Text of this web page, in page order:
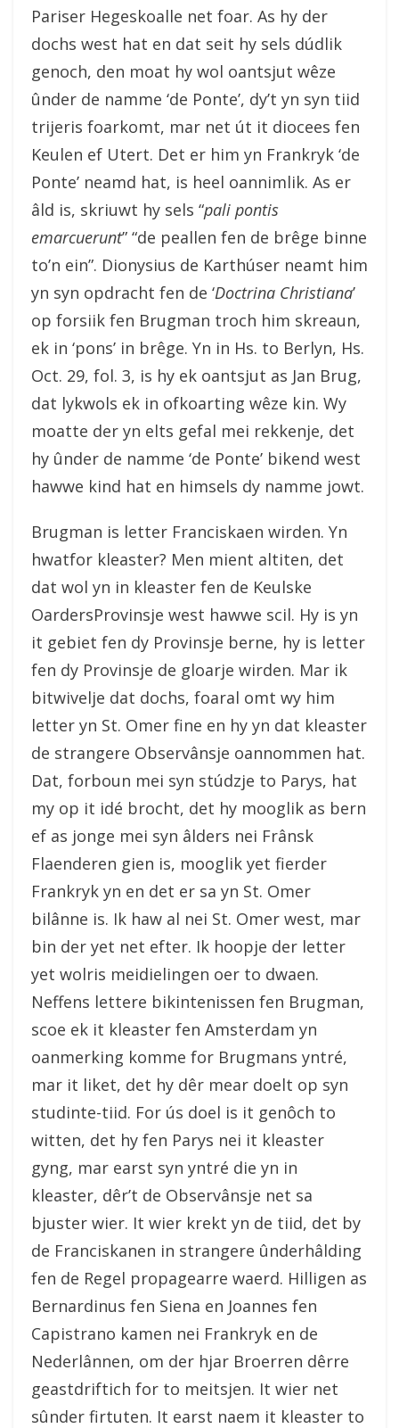
Pariser Hegeskoalle net foar. As hy der
dochs west hat en dat seit hy sels dúdlik
genoch, den moat hy wol oantsjut wêze
ûnder de namme ‘de Ponte’, dy’t yn syn tiid
trijeris foarkomt, mar net út it diocees fen
Keulen ef Utert. Det er him yn Frankryk ‘de
Ponte’ neamd hat, is heel oannimlik. As er
âld is, skriuwt hy sels “pali pontis
emarcuerunt” “de peallen fen de brêge binne
to’n ein”. Dionysius de Karthúser neamt him
yn syn opdracht fen de ‘Doctrina Christiana’
op forsiik fen Brugman troch him skreaun,
ek in ‘pons’ in brêge. Yn in Hs. to Berlyn, Hs.
Oct. 29, fol. 3, is hy ek oantsjut as Jan Brug,
dat lykwols ek in ofkoarting wêze kin. Wy
moatte der yn elts gefal mei rekkenje, det
hy ûnder de namme ‘de Ponte’ bikend west
hawwe kind hat en himsels dy namme jowt.
Brugman is letter Franciskaen wirden. Yn
hwatfor kleaster? Men mient altiten, det
dat wol yn in kleaster fen de Keulske
Oarders­Provinsje west hawwe scil. Hy is yn
it gebiet fen dy Provinsje berne, hy is letter
fen dy Provinsje de gloarje wirden. Mar ik
bitwivelje dat dochs, foaral omt wy him
letter yn St. Omer fine en hy yn dat kleaster
de strangere Observânsje oannommen hat.
Dat, forboun mei syn stúdzje to Parys, hat
my op it idé brocht, det hy mooglik as bern
ef as jonge mei syn âlders nei Frânsk
Flaenderen gien is, mooglik yet fierder
Frankryk yn en det er sa yn St. Omer
bilânne is. Ik haw al nei St. Omer west, mar
bin der yet net efter. Ik hoopje der letter
yet wolris meidielingen oer to dwaen.
Neffens lettere bikintenissen fen Brugman,
scoe ek it kleaster fen Amsterdam yn
oanmerking komme for Brugmans yntré,
mar it liket, det hy dêr mear doelt op syn
studinte-tiid. For ús doel is it genôch to
witten, det hy fen Parys nei it kleaster
gyng, mar earst syn yntré die yn in
kleaster, dêr’t de Observânsje net sa
bjuster wier. It wier krekt yn de tiid, det by
de Franciskanen in strangere ûnderhâlding
fen de Regel propagearre waerd. Hilligen as
Bernardinus fen Siena en Joannes fen
Capistrano kamen nei Frankryk en de
Nederlânnen, om der hjar Broerren dêrre
geastdriftich for to meitsjen. It wier net
sûnder firtuten. It earst naem it kleaster to